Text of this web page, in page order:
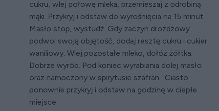
cukru, wlej połowę mleka, przemieszaj z odrobiną
mąki. Przykryj i odstaw do wyrośnięcia na 15 minut.
Masło stop, wystudź. Gdy zaczyn drożdżowy
podwoi swoją objętość, dodaj resztę cukru i cukier
waniliowy. Wlej pozostałe mleko, dołóż żółtka.
Dobrze wyrób. Pod koniec wyrabiania dolej masło
oraz namoczony w spirytusie szafran. Ciasto
ponownie przykryj i odstaw na godzinę w ciepłe
miejsce.